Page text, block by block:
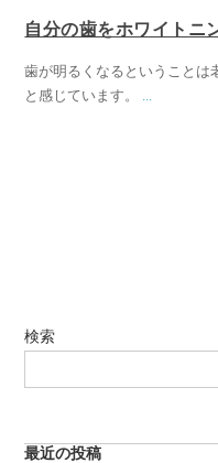
自分の歯をホワイトニ
歯が明るくなるということは
と感じています。 ...
検索
最近の投稿